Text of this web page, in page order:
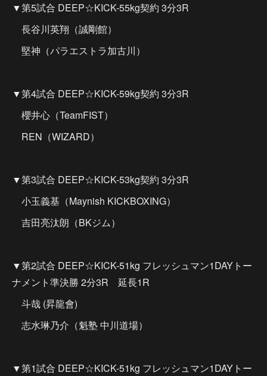
▼第5試合 DEEP☆KICK-55kg契約 3分3R
長谷川英翔（誠剛館）
堅神（パラエストラ加古川）
▼第4試合 DEEP☆KICK-59kg契約 3分3R
櫻井心（TeamFIST）
REN（WIZARD）
▼第3試合 DEEP☆KICK-53kg契約 3分3R
小玉義基（Maynish KICKBOXING）
吉田亮汰朗（BKジム）
▼第2試合 DEEP☆KICK-51kg フレッシュマン1DAYトー
ナメント準決勝 2分3R 延長1R
斗哉 (昇龍會)
志水琳乃介（魁塾 中川道場）
▼第1試合 DEEP☆KICK-51kg フレッシュマン1DAYトー